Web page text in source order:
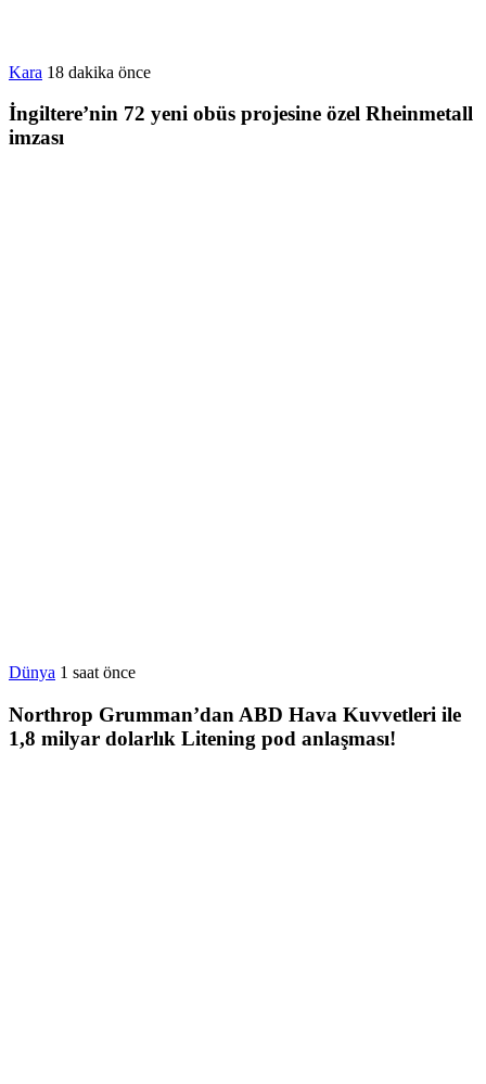
Kara 18 dakika önce
İngiltere’nin 72 yeni obüs projesine özel Rheinmetall
imzası
Dünya 1 saat önce
Northrop Grumman’dan ABD Hava Kuvvetleri ile
1,8 milyar dolarlık Litening pod anlaşması!